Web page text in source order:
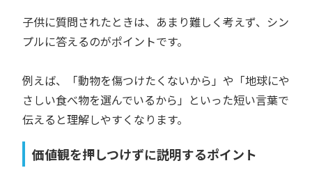
子供に質問されたときは、あまり難しく考えず、シン
プルに答えるのがポイントです。
例えば、「動物を傷つけたくないから」や「地球にや
さしい食べ物を選んでいるから」といった短い言葉で
伝えると理解しやすくなります。
価値観を押しつけずに説明するポイント